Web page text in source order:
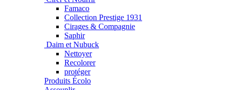
Famaco
Collection Prestige 1931
Cirages & Compagnie
Saphir
Daim et Nubuck
Nettoyer
Recolorer
protéger
Produits Écolo